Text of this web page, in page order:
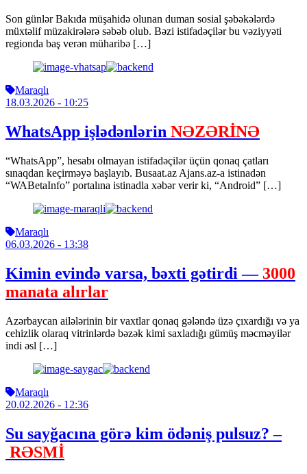
Son günlər Bakıda müşahidə olunan duman sosial şəbəkələrdə
müxtəlif müzakirələrə səbəb olub. Bəzi istifadəçilər bu vəziyyəti
regionda baş verən müharibə […]
Maraqlı
18.03.2026 - 10:25
WhatsApp işlədənlərin NƏZƏRİNƏ
“WhatsApp”, hesabı olmayan istifadəçilər üçün qonaq çatları
sınaqdan keçirməyə başlayıb. Busaat.az Ajans.az-a istinadən
“WABetaInfo” portalına istinadla xəbər verir ki, “Android” […]
Maraqlı
06.03.2026 - 13:38
Kimin evində varsa, bəxti gətirdi — 3000
manata alırlar
Azərbaycan ailələrinin bir vaxtlar qonaq gələndə üzə çıxardığı və ya
cehizlik olaraq vitrinlərdə bəzək kimi saxladığı gümüş məcməyilər
indi əsl […]
Maraqlı
20.02.2026 - 12:36
Su sayğacına görə kim ödəniş pulsuz? –
RƏSMİ